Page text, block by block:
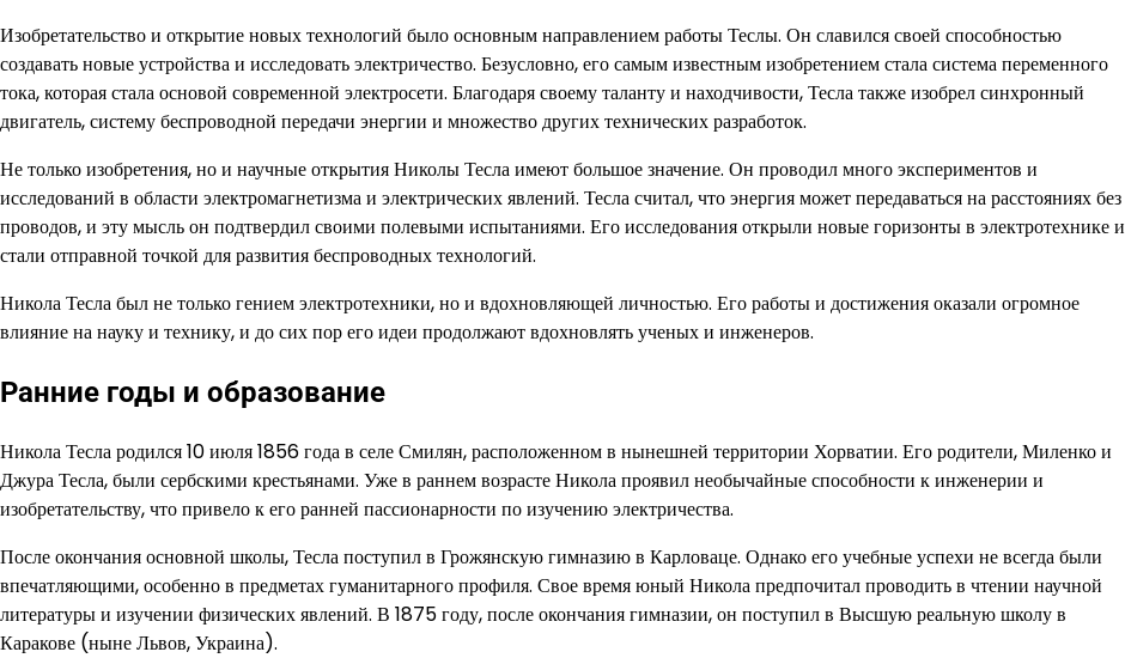
Изобретательство и открытие новых технологий было основным направлением работы Теслы. Он славился своей способностью
создавать новые устройства и исследовать электричество. Безусловно, его самым известным изобретением стала система переменного
тока, которая стала основой современной электросети. Благодаря своему таланту и находчивости, Тесла также изобрел синхронный
двигатель, систему беспроводной передачи энергии и множество других технических разработок.
Не только изобретения, но и научные открытия Николы Тесла имеют большое значение. Он проводил много экспериментов и
исследований в области электромагнетизма и электрических явлений. Тесла считал, что энергия может передаваться на расстояниях без
проводов, и эту мысль он подтвердил своими полевыми испытаниями. Его исследования открыли новые горизонты в электротехнике и
стали отправной точкой для развития беспроводных технологий.
Никола Тесла был не только гением электротехники, но и вдохновляющей личностью. Его работы и достижения оказали огромное
влияние на науку и технику, и до сих пор его идеи продолжают вдохновлять ученых и инженеров.
Ранние годы и образование
Никола Тесла родился 10 июля 1856 года в селе Смилян, расположенном в нынешней территории Хорватии. Его родители, Миленко и
Джура Тесла, были сербскими крестьянами. Уже в раннем возрасте Никола проявил необычайные способности к инженерии и
изобретательству, что привело к его ранней пассионарности по изучению электричества.
После окончания основной школы, Тесла поступил в Грожянскую гимназию в Карловаце. Однако его учебные успехи не всегда были
впечатляющими, особенно в предметах гуманитарного профиля. Свое время юный Никола предпочитал проводить в чтении научной
литературы и изучении физических явлений. В 1875 году, после окончания гимназии, он поступил в Высшую реальную школу в
Каракове (ныне Львов, Украина).